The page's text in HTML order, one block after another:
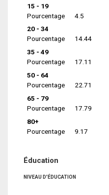
15 - 19
Pourcentage
4.5
20 - 34
Pourcentage
14.44
35 - 49
Pourcentage
17.11
50 - 64
Pourcentage
22.71
65 - 79
Pourcentage
17.79
80+
Pourcentage
9.17
Éducation
NIVEAU D'ÉDUCATION